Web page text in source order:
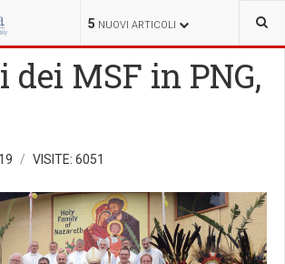
5 NUOVI ARTICOLI
dei MSF in PNG,
VISITE: 6051